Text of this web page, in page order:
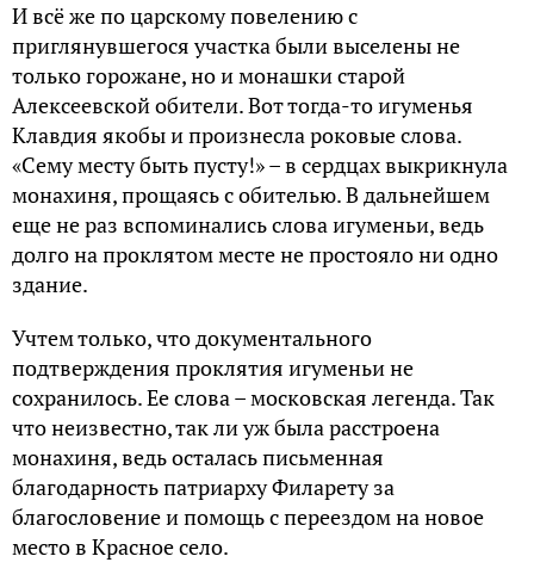
И всё же по царскому повелению с
приглянувшегося участка были выселены не
только горожане, но и монашки старой
Алексеевской обители. Вот тогда-то игуменья
Клавдия якобы и произнесла роковые слова.
«Сему месту быть пусту!» – в сердцах выкрикнула
монахиня, прощаясь с обителью. В дальнейшем
еще не раз вспоминались слова игуменьи, ведь
долго на проклятом месте не простояло ни одно
здание.
Учтем только, что документального
подтверждения проклятия игуменьи не
сохранилось. Ее слова – московская легенда. Так
что неизвестно, так ли уж была расстроена
монахиня, ведь осталась письменная
благодарность патриарху Филарету за
благословение и помощь с переездом на новое
место в Красное село.